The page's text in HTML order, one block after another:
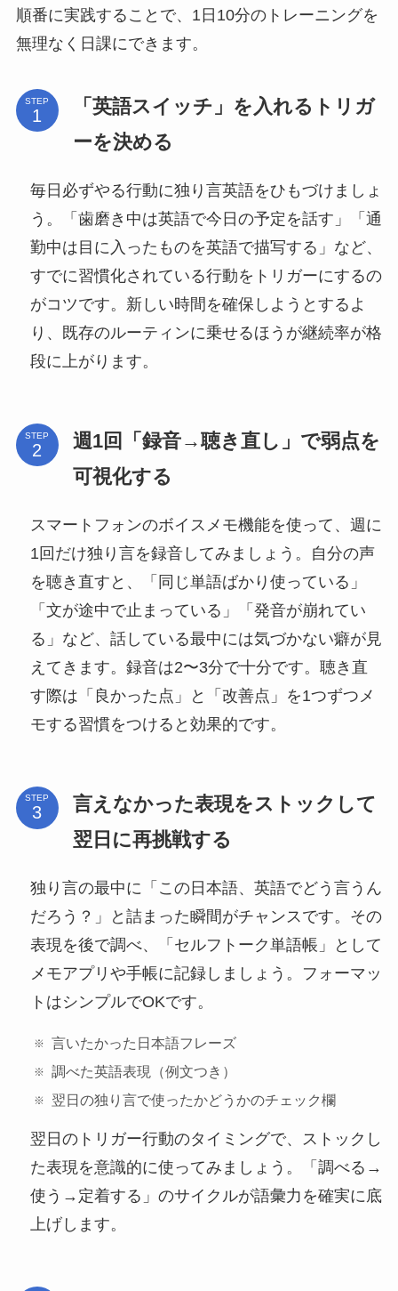
順番に実践することで、1日10分のトレーニングを
無理なく日課にできます。
STEP
「英語スイッチ」を入れるトリガ
ーを決める
毎日必ずやる行動に独り言英語をひもづけましょ
う。「歯磨き中は英語で今日の予定を話す」「通
勤中は目に入ったものを英語で描写する」など、
すでに習慣化されている行動をトリガーにするの
がコツです。新しい時間を確保しようとするよ
り、既存のルーティンに乗せるほうが継続率が格
段に上がります。
STEP
週1回「録音→聴き直し」で弱点を
可視化する
スマートフォンのボイスメモ機能を使って、週に
1回だけ独り言を録音してみましょう。自分の声
を聴き直すと、「同じ単語ばかり使っている」
「文が途中で止まっている」「発音が崩れてい
る」など、話している最中には気づかない癖が見
えてきます。録音は2〜3分で十分です。聴き直
す際は「良かった点」と「改善点」を1つずつメ
モする習慣をつけると効果的です。
STEP
言えなかった表現をストックして
翌日に再挑戦する
独り言の最中に「この日本語、英語でどう言うん
だろう？」と詰まった瞬間がチャンスです。その
表現を後で調べ、「セルフトーク単語帳」として
メモアプリや手帳に記録しましょう。フォーマッ
トはシンプルでOKです。
言いたかった日本語フレーズ
調べた英語表現（例文つき）
翌日の独り言で使ったかどうかのチェック欄
翌日のトリガー行動のタイミングで、ストックし
た表現を意識的に使ってみましょう。「調べる→
使う→定着する」のサイクルが語彙力を確実に底
上げします。